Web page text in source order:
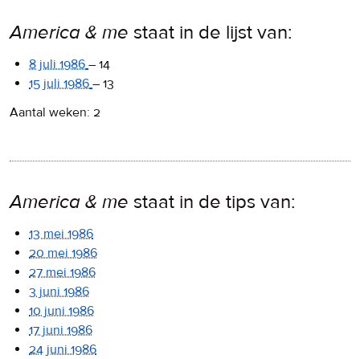
America & me staat in de lijst van:
8 juli 1986 – 14
15 juli 1986 – 13
Aantal weken: 2
America & me staat in de tips van:
13 mei 1986
20 mei 1986
27 mei 1986
3 juni 1986
10 juni 1986
17 juni 1986
24 juni 1986